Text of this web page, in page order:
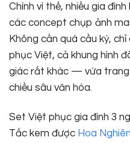
Chính vì thế, nhiều gia
các concept chụp ảnh
Không cần quá cầu kỳ,
phục Việt, cả khung hình
giác rất khác — vừa trang
chiều sâu văn hóa.
Set Việt phục gia đình 3
Tấc kem được Hoa